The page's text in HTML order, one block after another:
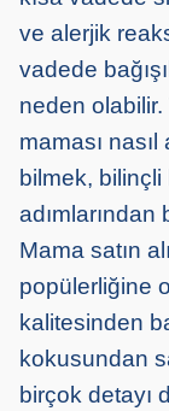
ve alerjik
vadede
neden
maması nasıl
bilmek,
adımlarından
Mama satın
popülerliğine
kalitesinden
kokusundan
birçok detayı